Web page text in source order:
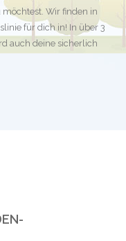
Wir finden in
für dich in! In über 3
auch deine sicherlich